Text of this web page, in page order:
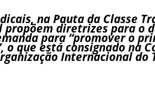
na Pauta da Classe
propõem diretrizes para o
para “promover o
o que está consignado na
Internacional do